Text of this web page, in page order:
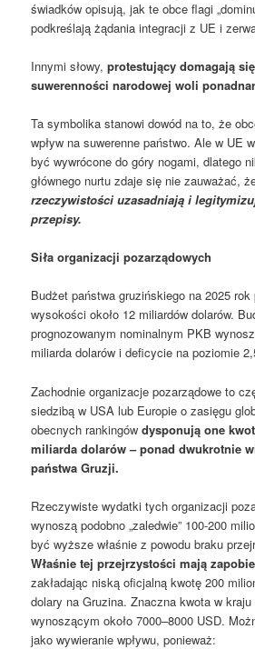
świadków opisują, jak te obce flagi
podkreślają żądania integracji z UE i
Innymi słowy, protestujący domagają
suwerenności narodowej woli
Ta symbolika stanowi dowód na to, że
wpływ na suwerenne państwo. Ale w UE
być wywrócone do góry nogami, dlatego
głównego nurtu zdaje się nie zauważać,
rzeczywistości uzasadniają i
przepisy.
Siła organizacji pozarządowych
Budżet państwa gruzińskiego na 2025
wysokości około 12 miliardów dolarów.
prognozowanym nominalnym PKB
miliarda dolarów i deficycie na poziomie
Zachodnie organizacje pozarządowe to
siedzibą w USA lub Europie o zasięgu
obecnych rankingówdysponują one
miliarda dolarów – ponad dwukrotnie
państwa Gruzji.
Rzeczywiste wydatki tych organizacji
wynoszą podobno „zaledwie” 100-200
być wyższe właśnie z powodu braku
Właśnie tej przejrzystości mają
zakładając niską oficjalną kwotę 200
dolary na Gruzina. Znaczna kwota w
wynoszącym około 7000–8000 USD.
jako wywieranie wpływu, ponieważ: